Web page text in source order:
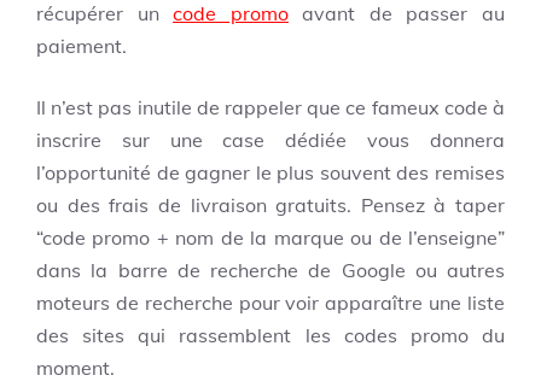
récupérer uncode promoavant de passer au
paiement.
Il n’est pas inutile de rappeler que ce fameux code à
inscrire sur une case dédiée vous donnera
l’opportunité de gagner le plus souvent des remises
ou des frais de livraison gratuits. Pensez à taper
“code promo + nom de la marque ou de l’enseigne”
dans la barre de recherche de Google ou autres
moteurs de recherche pour voir apparaître une liste
des sites qui rassemblent les codes promo du
moment.